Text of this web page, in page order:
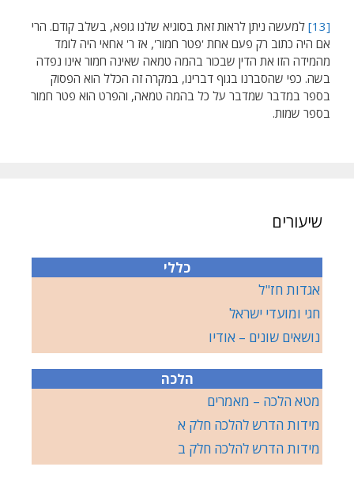
[13]
למעשה ניתן לראות זאת בסוגיא שלנו גופא, בשלב קודם. הרי
אם היה כתוב רק פעם אחת 'פטר חמור', אז ר' אחאי היה לומד
מהמידה הזו את הדין שבכור בהמה טמאה שאינה חמור אינו נפדה
בשה. כפי שהסברנו בגוף דברינו, במקרה זה הכלל הוא הפסוק
בספר במדבר שמדבר על כל בהמה טמאה, והפרט הוא פטר חמור
בספר שמות.
שיעורים
כללי
אגדות חז"ל
חגי ומועדי ישראל
נושאים שונים – אודיו
הלכה
מטא הלכה – מאמרים
מידות הדרש להלכה חלק א
מידות הדרש להלכה חלק ב